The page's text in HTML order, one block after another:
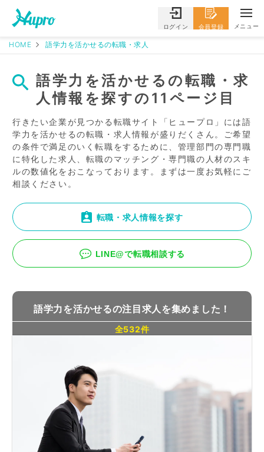
ログイン 会員登録 メニュー
HOME 語学力を活かせるの転職・求人
語学力を活かせるの転職・求
人情報を探すの11ページ目
行きたい企業が見つかる転職サイト「ヒュープロ」には語
学力を活かせるの転職・求人情報が盛りだくさん。ご希望
の条件で満足のいく転職をするために、管理部門の専門職
に特化した求人、転職のマッチング・専門職の人材のスキ
ルの数値化をおこなっております。まずは一度お気軽にご
相談ください。
転職・求人情報を探す
LINE@で転職相談する
語学力を活かせるの注目求人を集めました！
全532件